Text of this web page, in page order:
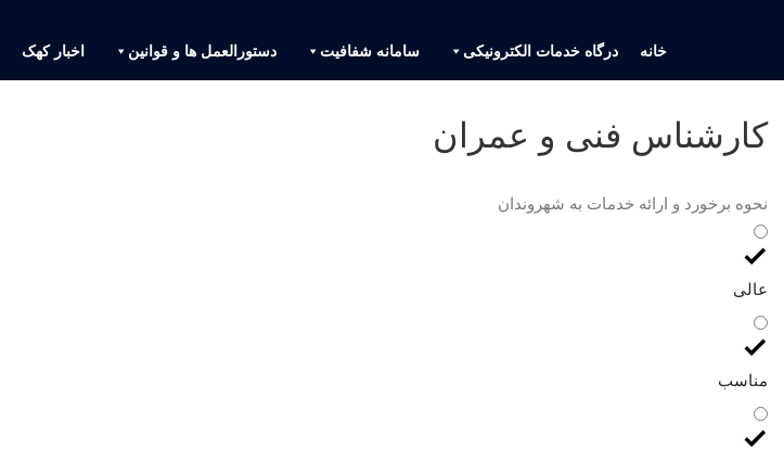
خانه درگاه خدمات الکترونیکی سامانه شفافیت دستورالعمل ها و قوانین اخبار کهک
کارشناس فنی و عمران
نحوه برخورد و ارائه خدمات به شهروندان
عالی
مناسب